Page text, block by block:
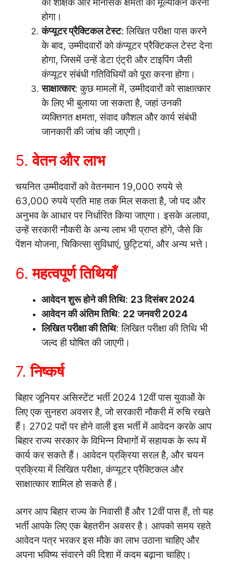
होगा।
कंप्यूटर प्रैक्टिकल टेस्ट: लिखित परीक्षा पास करने
के बाद, उम्मीदवारों को कंप्यूटर प्रैक्टिकल टेस्ट देना
होगा, जिसमें उन्हें डेटा एंट्री और टाइपिंग जैसी
कंप्यूटर संबंधी गतिविधियों को पूरा करना होगा।
साक्षात्कार: कुछ मामलों में, उम्मीदवारों को साक्षात्कार
के लिए भी बुलाया जा सकता है, जहां उनकी
व्यक्तिगत क्षमता, संवाद कौशल और कार्य संबंधी
जानकारी की जांच की जाएगी।
5.वेतन और लाभ
चयनित उम्मीदवारों को वेतनमान 19,000 रुपये से
63,000 रुपये प्रति माह तक मिल सकता है, जो पद और
अनुभव के आधार पर निर्धारित किया जाएगा। इसके अलावा,
उन्हें सरकारी नौकरी के अन्य लाभ भी प्राप्त होंगे, जैसे कि
पेंशन योजना, चिकित्सा सुविधाएं, छुट्टियां, और अन्य भत्ते।
6.महत्वपूर्ण तिथियाँ
आवेदन शुरू होने की तिथि: 23 दिसंबर 2024
आवेदन की अंतिम तिथि: 22 जनवरी 2024
लिखित परीक्षा की तिथि: लिखित परीक्षा की तिथि भी
जल्द ही घोषित की जाएगी।
7.निष्कर्ष
बिहार जूनियर असिस्टेंट भर्ती 2024 12वीं पास युवाओं के
लिए एक सुनहरा अवसर है, जो सरकारी नौकरी में रुचि रखते
हैं। 2702 पदों पर होने वाली इस भर्ती में आवेदन करके आप
बिहार राज्य सरकार के विभिन्न विभागों में सहायक के रूप में
कार्य कर सकते हैं। आवेदन प्रक्रिया सरल है, और चयन
प्रक्रिया में लिखित परीक्षा, कंप्यूटर प्रैक्टिकल और
साक्षात्कार शामिल हो सकते हैं।
अगर आप बिहार राज्य के निवासी हैं और 12वीं पास हैं, तो यह
भर्ती आपके लिए एक बेहतरीन अवसर है। आपको समय रहते
आवेदन पत्र भरकर इस मौके का लाभ उठाना चाहिए और
अपना भविष्य संवारने की दिशा में कदम बढ़ाना चाहिए।